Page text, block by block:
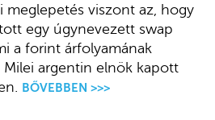
meglepetés viszont az, hogy
egy úgynevezett swap
a forint árfolyamának
argentin elnök kapott
BŐVEBBEN >>>